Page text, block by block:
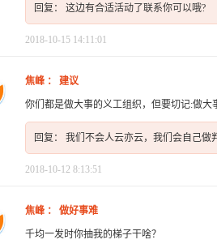
回复： 这边有合适活动了联系你可以哦?
2018-10-15 14:11:01
焦峰 ： 建议
你们都是做大事的义工组织，但要切记:做
回复： 我们不会人云亦云，我们会自己做
2018-10-12 8:13:51
焦峰 ： 做好事难
千均一发时你抽我的梯子干啥？